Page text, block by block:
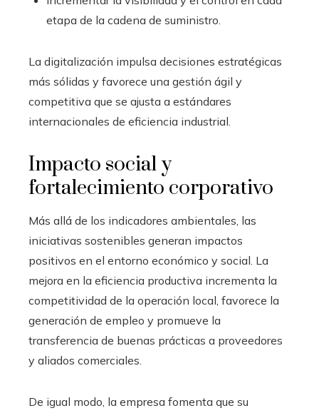
etapa de la cadena de suministro.
La digitalización impulsa decisiones estratégicas
más sólidas y favorece una gestión ágil y
competitiva que se ajusta a estándares
internacionales de eficiencia industrial.
Impacto social y
fortalecimiento corporativo
Más allá de los indicadores ambientales, las
iniciativas sostenibles generan impactos
positivos en el entorno económico y social. La
mejora en la eficiencia productiva incrementa la
competitividad de la operación local, favorece la
generación de empleo y promueve la
transferencia de buenas prácticas a proveedores
y aliados comerciales.
De igual modo, la empresa fomenta que su